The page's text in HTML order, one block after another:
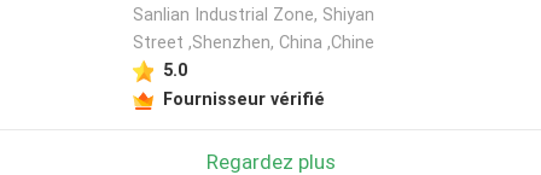
Sanlian Industrial Zone, Shiyan
Street ,Shenzhen, China ,Chine
5.0
Fournisseur vérifié
Regardez plus